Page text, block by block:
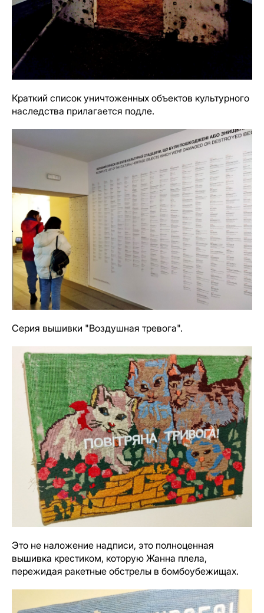
Краткий список уничтоженных объектов культурного
наследства прилагается подле.
Серия вышивки "Воздушная тревога".
Это не наложение надписи, это полноценная
вышивка крестиком, которую Жанна плела,
пережидая ракетные обстрелы в бомбоубежищах.